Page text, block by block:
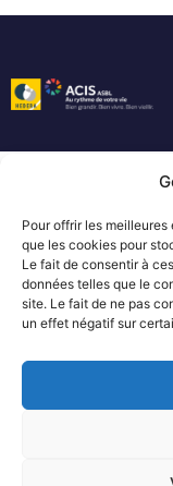
Pour offrir les
que les cookies pour
Le fait de consentir à
données telles que le
site. Le fait de ne pas
un effet négatif sur